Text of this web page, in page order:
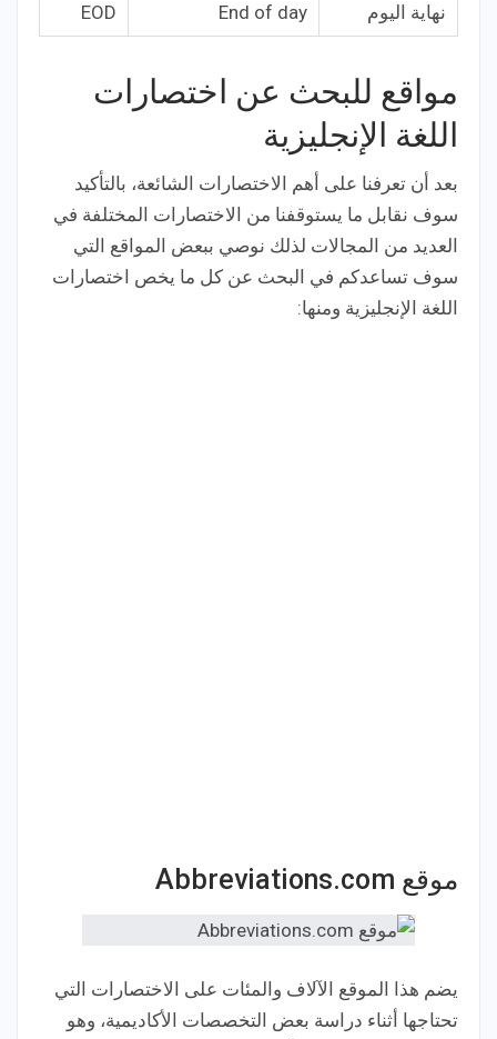
نهاية اليوم End of day
EOD
مواقع للبحث عن اختصارات
اللغة الإنجليزية
بعد أن تعرفنا على أهم الاختصارات الشائعة، بالتأكيد
سوف نقابل ما يستوقفنا من الاختصارات المختلفة في
العديد من المجالات لذلك نوصي ببعض المواقع التي
سوف تساعدكم في البحث عن كل ما يخص اختصارات
اللغة الإنجليزية ومنها:
موقع Abbreviations.com
يضم هذا الموقع الآلاف والمئات على الاختصارات التي
تحتاجها أثناء دراسة بعض التخصصات الأكاديمية، وهو